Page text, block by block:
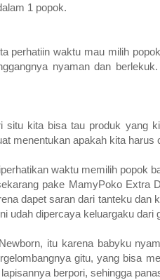
1 popok.
perhatiin waktu mau milih
nyaman dan
situ kita bisa tau produk yang
menentukan apakah kita
waktu memilih popok
pake MamyPoko Extra
dapet saran dari tanteku
udah dipercaya keluargaku dari
itu karena babyku
gitu, yang bisa
berpori, sehingga